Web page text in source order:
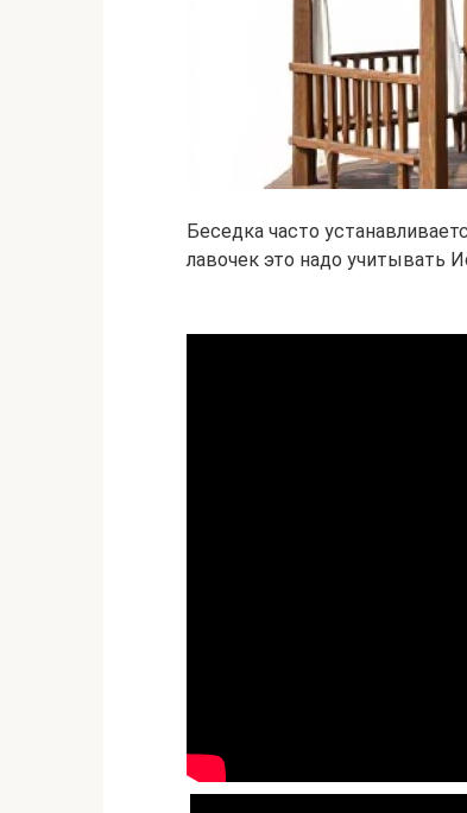
Беседка часто
лавочек это надо учитывать